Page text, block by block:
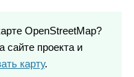
OpenStreetMap?
сайте проекта и
карту.